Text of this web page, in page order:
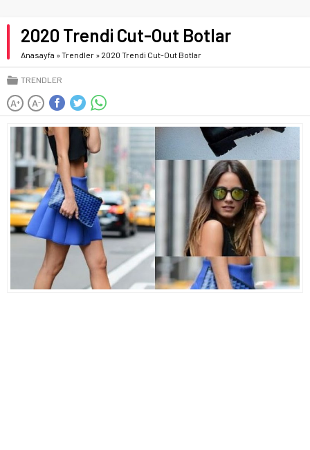
2020 Trendi Cut-Out Botlar
Anasayfa »Trendler » 2020 Trendi Cut-Out Botlar
TRENDLER
A+ A-